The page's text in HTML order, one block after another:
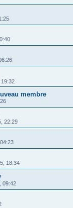
membre
22:29
18:34
09:42